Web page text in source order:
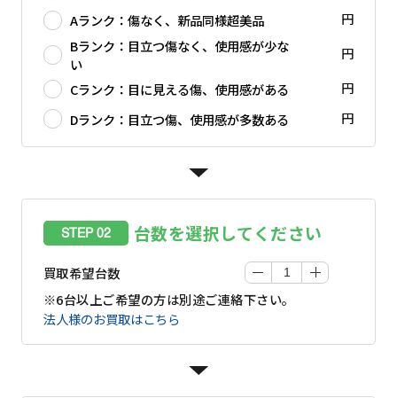
Aランク：傷なく、新品同様超美品
円
Bランク：目立つ傷なく、使用感が少な
い
円
Cランク：目に見える傷、使用感がある
円
Dランク：目立つ傷、使用感が多数ある
円
STEP 02 台数を選択してください
買取希望台数
※6台以上ご希望の方は別途ご連絡下さい。
法人様のお買取はこちら